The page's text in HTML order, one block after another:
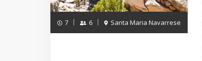
7 6 Santa Maria Navarrese